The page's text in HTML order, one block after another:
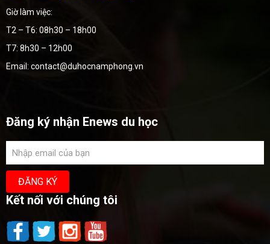
Giờ làm việc:
T2 – T6: 08h30 – 18h00
T7: 8h30 – 12h00
Email: contact@duhocnamphong.vn
Đăng ký nhận Enews du học
Kết nối với chúng tôi